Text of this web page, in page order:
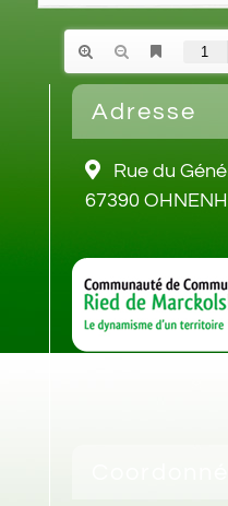
Adresse
Rue du
67390